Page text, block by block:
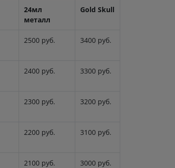
24мл
металл
Gold Skull
2500 руб. 3400 руб.
2400 руб. 3300 руб.
2300 руб. 3200 руб.
2200 руб. 3100 руб.
2100 руб. 3000 руб.